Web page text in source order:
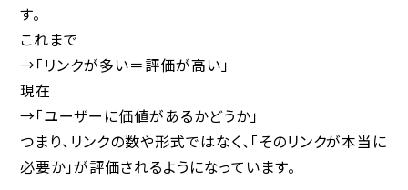
す。
これまで
→「リンクが多い＝評価が高い」
現在
→「ユーザーに価値があるかどうか」
つまり、リンクの数や形式ではなく、「そのリンクが本当に
必要か」が評価されるようになっています。